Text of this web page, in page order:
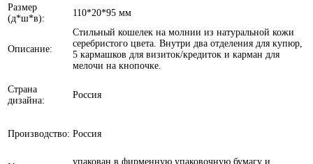
Размер
(д*ш*в):
110*20*95 мм
Описание:
Стильный кошелек на молнии из натуральной кожи
серебристого цвета. Внутри два отделения для купюр,
5 кармашков для визиток/кредиток и карман для
мелочи на кнопочке.
Страна
дизайна:
Россия
Производство: Россия
упакован в фирменную упаковочную бумагу и